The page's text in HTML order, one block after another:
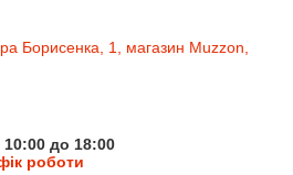
Борисенка, 1, магазин Muzzon,
до 18:00
роботи